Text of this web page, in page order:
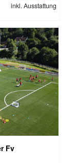
inkl. Ausstattung
Fv